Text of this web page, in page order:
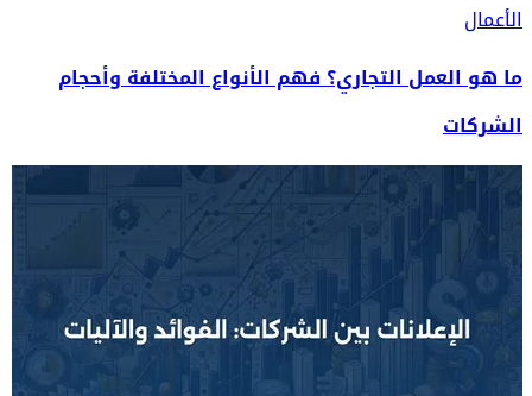
الأعمال
ما هو العمل التجاري؟ فهم الأنواع المختلفة وأحجام
الشركات